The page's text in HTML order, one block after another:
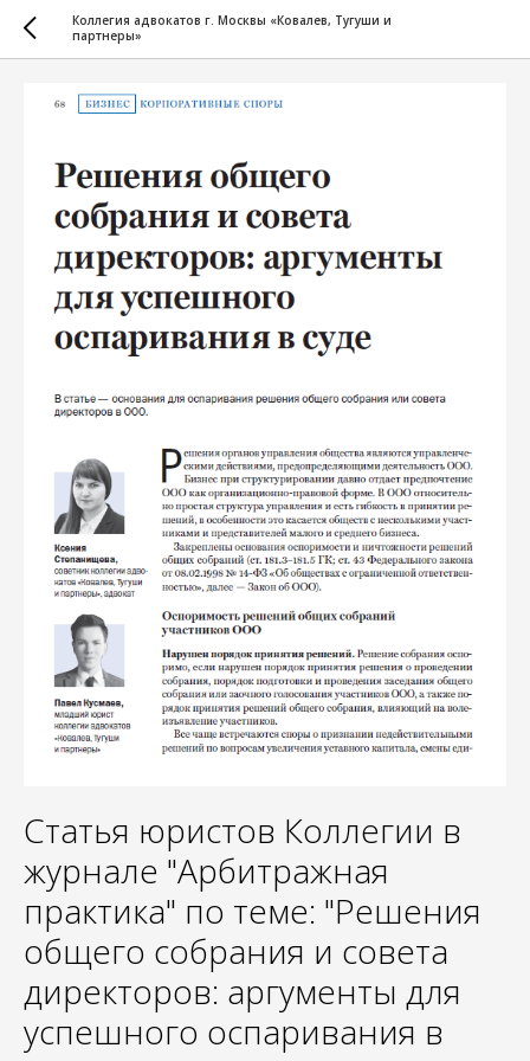
Коллегия адвокатов г. Москвы «Ковалев, Тугуши и
партнеры»
Статья юристов Коллегии в
журнале "Арбитражная
практика" по теме: "Решения
общего собрания и совета
директоров: аргументы для
успешного оспаривания в